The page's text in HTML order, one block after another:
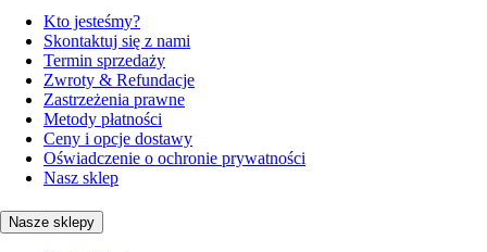
Kto jesteśmy?
Skontaktuj się z nami
Termin sprzedaży
Zwroty & Refundacje
Zastrzeżenia prawne
Metody płatności
Ceny i opcje dostawy
Oświadczenie o ochronie prywatności
Nasz sklep
Nasze sklepy